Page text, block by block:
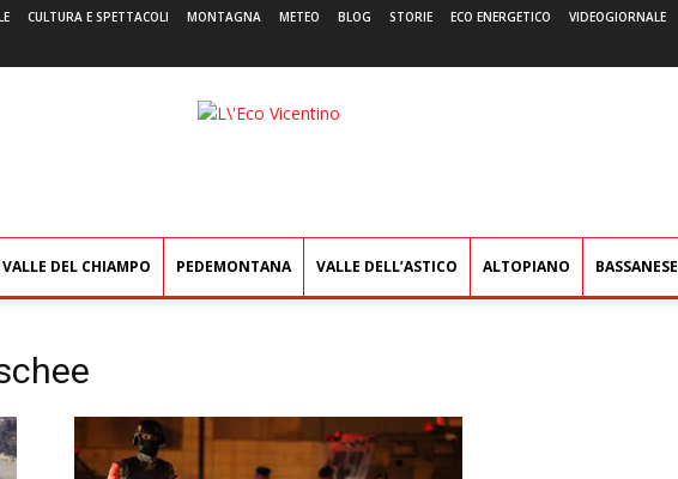
CULTURA E SPETTACOLI MONTAGNA METEO BLOG STORIE ECO ENERGETICO VIDEOGIORNALE
L'Eco
VALLE DEL CHIAMPO PEDEMONTANA VALLE DELL’ASTICO ALTOPIANO BASSANESE